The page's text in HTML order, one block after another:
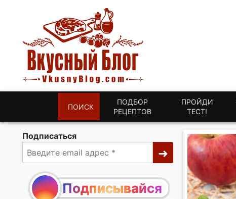
ПОИСК
ПОДБОР
РЕЦЕПТОВ
ПРОЙДИ
ТЕСТ!
Подписаться
Подписывайся